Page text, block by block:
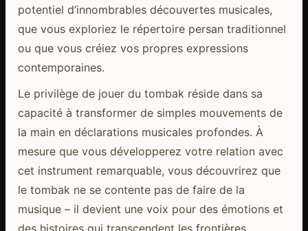
potentiel d’innombrables découvertes musicales,
que vous exploriez le répertoire persan traditionnel
ou que vous créiez vos propres expressions
contemporaines.
Le privilège de jouer du tombak réside dans sa
capacité à transformer de simples mouvements de
la main en déclarations musicales profondes. À
mesure que vous développerez votre relation avec
cet instrument remarquable, vous découvrirez que
le tombak ne se contente pas de faire de la
musique – il devient une voix pour des émotions et
des histoires qui transcendent les frontières